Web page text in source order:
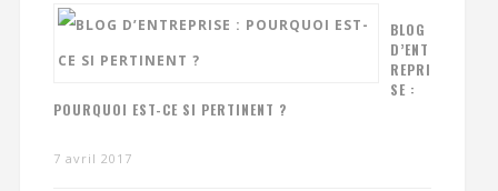
BLOG
D’ENT
REPRI
SE :
POURQUOI EST-CE SI PERTINENT ?
7 avril 2017